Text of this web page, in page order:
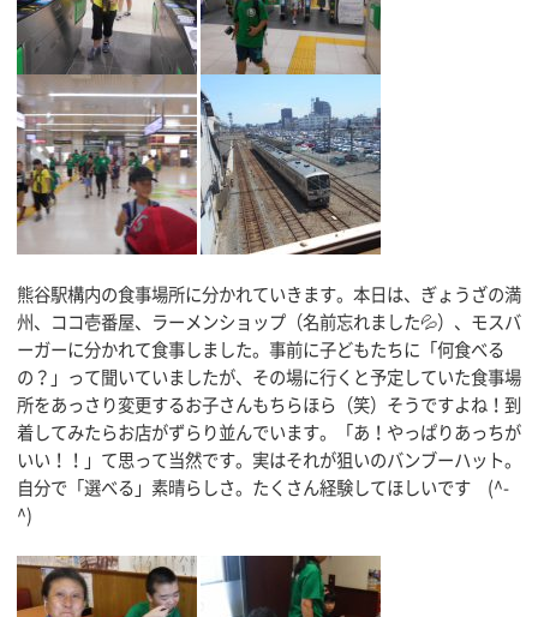
熊谷駅構内の食事場所に分かれていきます。本日は、ぎょうざの満
州、ココ壱番屋、ラーメンショップ（名前忘れました💦）、モスバ
ーガーに分かれて食事しました。事前に子どもたちに「何食べる
の？」って聞いていましたが、その場に行くと予定していた食事場
所をあっさり変更するお子さんもちらほら（笑）そうですよね！到
着してみたらお店がずらり並んでいます。「あ！やっぱりあっちが
いい！！」て思って当然です。実はそれが狙いのバンブーハット。
自分で「選べる」素晴らしさ。たくさん経験してほしいです (^-
^)